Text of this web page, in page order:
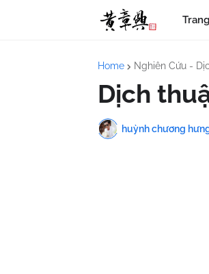
Home Nghiên Cứu -
Dịch
huỳnh chương